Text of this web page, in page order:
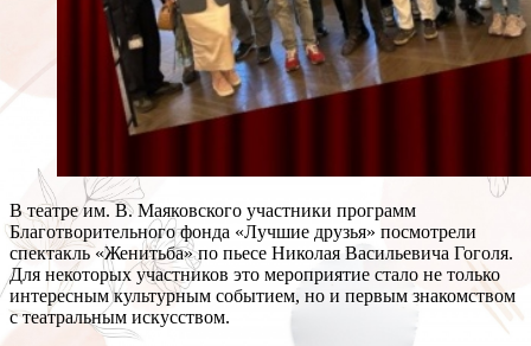
В театре им. В. Маяковского участники программ
Благотворительного фонда «Лучшие друзья» посмотрели
спектакль «Женитьба» по пьесе Николая Васильевича Гоголя.
Для некоторых участников это мероприятие стало не только
интересным культурным событием, но и первым знакомством
с театральным искусством.